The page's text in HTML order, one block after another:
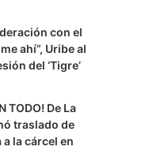
con el
ahí”, Uribe al
del ‘Tigre’
TODO! De La
traslado de
a la cárcel en